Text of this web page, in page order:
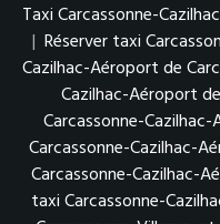
Taxi Carcassonne-Cazilhac
| Réserver taxi
Cazilhac-Aéroport de
Cazilhac-Aéroport
Carcassonne-
Carcassonne-Cazilhac-
Carcassonne-Cazilhac-
taxi Carcassonne-